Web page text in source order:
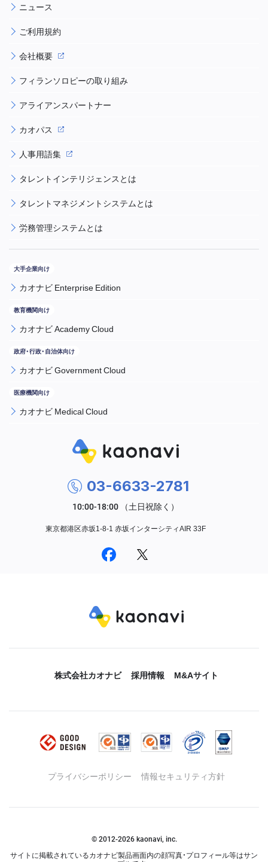
ニュース
ご利用規約
会社概要
フィランソロピーの取り組み
アライアンスパートナー
カオパス
人事用語集
タレントインテリジェンスとは
タレントマネジメントシステムとは
労務管理システムとは
カオナビ Enterprise Edition
カオナビ Academy Cloud
カオナビ Government Cloud
カオナビ Medical Cloud
03-6633-2781
東京都港区赤坂1-8-1 赤坂インターシティAIR 33F
株式会社カオナビ 採用情報 M&Aサイト
プライバシーポリシー 情報セキュリティ方針
© 2012-2026kaonavi, inc.
サイトに掲載されているカオナビ製品画面内の顔写真・プロフィール等はサン